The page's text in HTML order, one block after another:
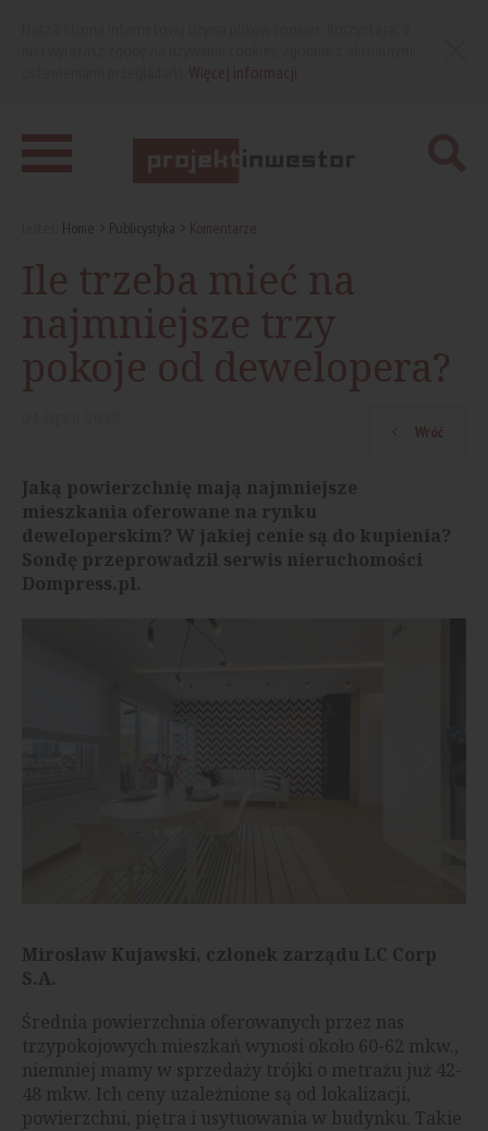
Home Publicystyka Komentarze
Ile trzeba mieć na
najmniejsze trzy
pokoje od dewelopera?
Wróć
Jaką powierzchnię mają najmniejsze
mieszkania oferowane na rynku
deweloperskim? W jakiej cenie są do kupienia?
Sondę przeprowadził serwis nieruchomości
Dompress.pl.
Mirosław Kujawski, członek zarządu LC Corp
S.A.
Średnia powierzchnia oferowanych przez nas
trzypokojowych mieszkań wynosi około 60-62 mkw.,
niemniej mamy w sprzedaży trójki o metrażu już 42-
48 mkw. Ich ceny uzależnione są od lokalizacji,
powierzchni, piętra i usytuowania w budynku. Takie